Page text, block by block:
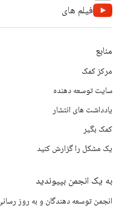
فیلم های
منابع
مرکز کمک
سایت توسعه دهنده
یادداشت های انتشار
کمک بگیر
یک مشکل را گزارش کنید
به یک انجمن بپیوندید
انجمن توسعه دهندگان و به روز رسانی